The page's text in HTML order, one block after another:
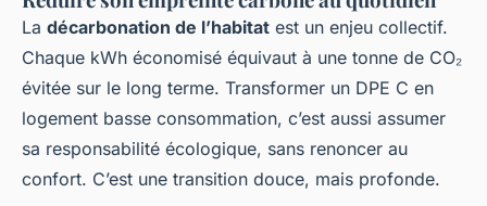
La décarbonation de l’habitat est un enjeu collectif.
Chaque kWh économisé équivaut à une tonne de CO₂
évitée sur le long terme. Transformer un DPE C en
logement basse consommation, c’est aussi assumer
sa responsabilité écologique, sans renoncer au
confort. C’est une transition douce, mais profonde.